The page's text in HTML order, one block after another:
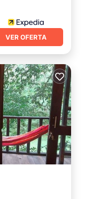
VER OFERTA